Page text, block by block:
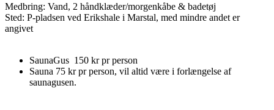
Medbring: Vand, 2 håndklæder/morgenkåbe & badetøj
Sted: P-pladsen ved Erikshale i Marstal, med mindre andet er
angivet
SaunaGus 150 kr pr person
Sauna 75 kr pr person, vil altid være i forlængelse af
saunagusen.